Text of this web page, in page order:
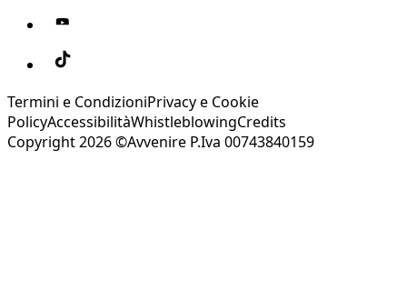
Termini e CondizioniPrivacy e Cookie
PolicyAccessibilitàWhistleblowingCredits
Copyright 2026 ©Avvenire P.Iva 00743840159